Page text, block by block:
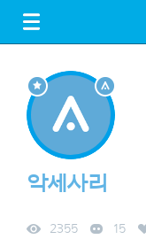
FREE DOWNLOAD
악세사리
2355 15